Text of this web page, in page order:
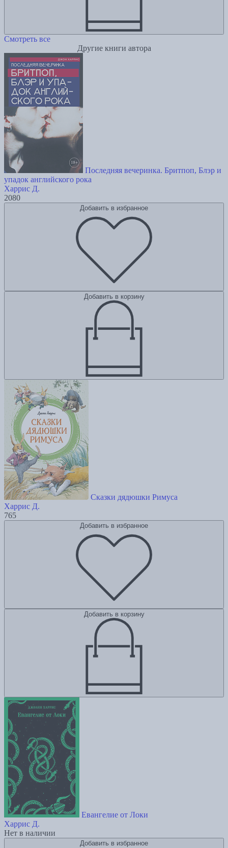
Смотреть все
Другие книги автора
Последняя вечеринка. Бритпоп, Блэр и
упадок английского рока
Харрис Д.
2080
Добавить в избранное
Добавить в корзину
Сказки дядюшки Римуса
Харрис Д.
765
Добавить в избранное
Добавить в корзину
Евангелие от Локи
Харрис Д.
Нет в наличии
Добавить в избранное